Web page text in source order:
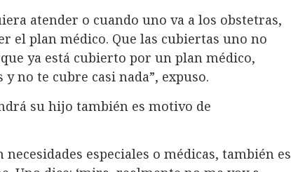
atender o cuando uno va a los obstetras,
el plan médico. Que las cubiertas uno no
ya está cubierto por un plan médico,
no te cubre casi nada”, expuso.
su hijo también es motivo de
necesidades especiales o médicas, también es